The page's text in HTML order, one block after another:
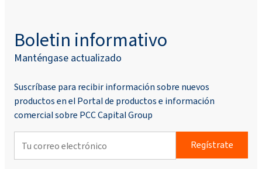
Boletin informativo
Manténgase actualizado
Suscríbase para recibir información sobre nuevos
productos en el Portal de productos e información
comercial sobre PCC Capital Group
Regístrate